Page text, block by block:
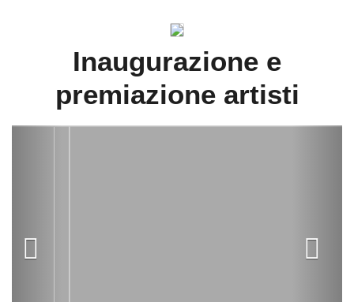
Inaugurazione e
premiazione artisti